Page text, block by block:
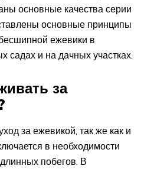
основные качества серии
основные принципы
ежевики в
садах и на дачных участках.
за
за ежевикой, так же как и
в необходимости
побегов. В